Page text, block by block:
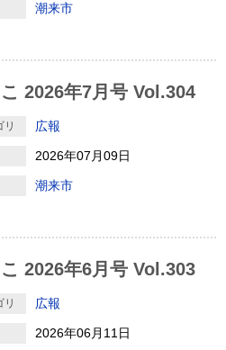
潮来市
2026年7月号 Vol.304
リ 広報
2026年07月09日
潮来市
2026年6月号 Vol.303
リ 広報
2026年06月11日